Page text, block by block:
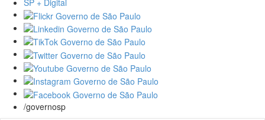
SP + Digital
/governosp